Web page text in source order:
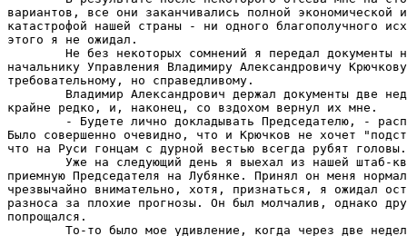
вариантов, все они заканчивались полной экономической
катастрофой нашей страны - ни одного благополучного
этого я не ожидал.
Не без некоторых сомнений я передал документы
начальнику Управления Владимиру Александровичу
требовательному, но справедливому.
Владимир Александрович держал документы две
крайне редко, и, наконец, со вздохом вернул их мне.
- Будете лично докладывать Председателю, -
Было совершенно очевидно, что и Крючков не хочет
что на Руси гонцам с дурной вестью всегда рубят головы.
Уже на следующий день я выехал из нашей штаб-
приемную Председателя на Лубянке. Принял он меня
чрезвычайно внимательно, хотя, признаться, я ожидал
разноса за плохие прогнозы. Он был молчалив, однако
попрощался.
То-то было мое удивление, когда через две